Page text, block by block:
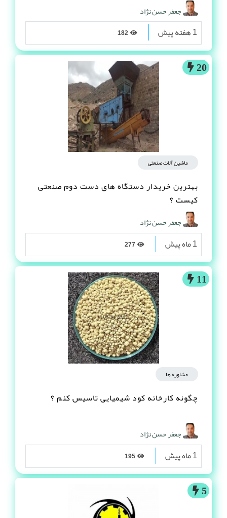
جعفر حسن نژاد
1 هفته پیش
20
ماشین آلات صنعتی
بهترین خریدار دستگاه های دست دوم صنعتی
کیست ؟
جعفر حسن نژاد
1 ماه پیش
11
مشاوره ها
چگونه کارخانه کود شیمیایی تاسیس کنم ؟
جعفر حسن نژاد
1 ماه پیش
5